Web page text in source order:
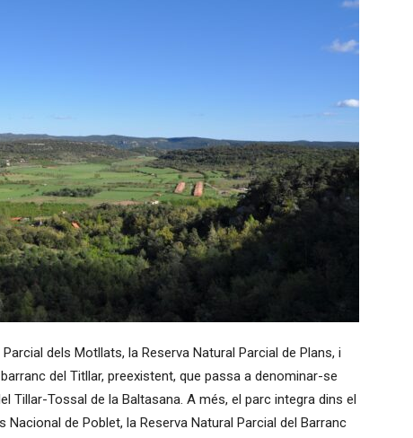
dels Motllats, la Reserva Natural Parcial de Plans, i
del Titllar, preexistent, que passa a denominar-se
Tillar-Tossal de la Baltasana. A més, el parc integra dins el
Nacional de Poblet, la Reserva Natural Parcial del Barranc